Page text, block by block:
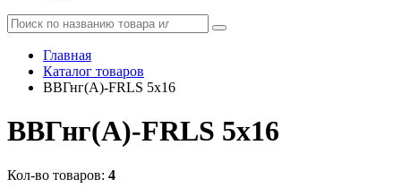
Главная
Каталог товаров
ВВГнг(А)-FRLS 5x16
ВВГнг(А)-FRLS 5x16
Кол-во товаров: 4